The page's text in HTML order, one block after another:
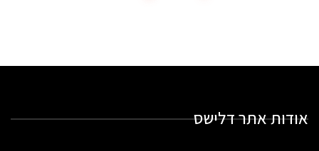
אודות אתר דלישס